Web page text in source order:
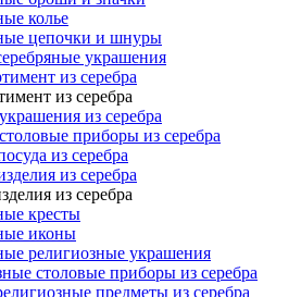
колье
цепочки и шнуры
украшения
из серебра
из серебра
из серебра
приборы из серебра
из серебра
из серебра
из серебра
кресты
иконы
религиозные украшения
столовые приборы из серебра
предметы из серебра